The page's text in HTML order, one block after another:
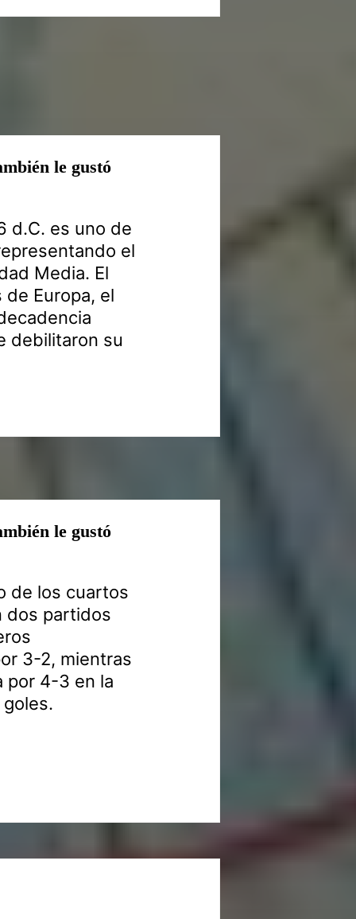
le gustó
d.C. es uno de
el
Media. El
Europa, el
debilitaron su
le gustó
de los cuartos
dos partidos
3-2, mientras
por 4-3 en la